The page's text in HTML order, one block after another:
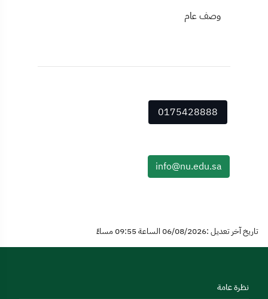
وصف عام
0175428888
info@nu.edu.sa
تاريخ آخر تعديل :06/08/2026 الساعة 09:55 مساءً
نظرة عامة